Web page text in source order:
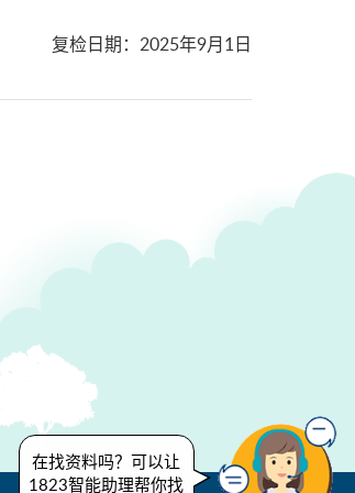
复检日期： 2025年9月1日
在找资料吗？可以让
1823智能助理帮你找